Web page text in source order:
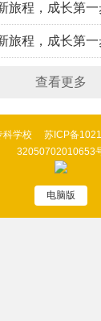
新旅程，成长第
新旅程，成长第
查看更多
科学校 苏ICP备
32050702010653
电脑版